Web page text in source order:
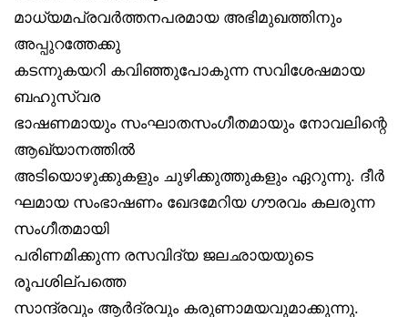
മാധ്യമപ്രവർത്തനപരമായ അഭിമുഖത്തിനും
അപ്പുറത്തേക്കു
കടന്നുകയറി കവിഞ്ഞുപോകുന്ന സവിശേഷമായ
ബഹുസ്വര
ഭാഷണമായും സംഘാതസംഗീതമായും നോവലിന്റെ
ആഖ്യാനത്തിൽ
അടിയൊഴുക്കുകളും ചുഴിക്കുത്തുകളും ഏറുന്നു. ദീർ
ഘമായ സംഭാഷണം ഖേദമേറിയ ഗൗരവം കലരുന്ന
സംഗീതമായി
പരിണമിക്കുന്ന രസവിദ്യ ജലഛായയുടെ
രൂപശില്പത്തെ
സാന്ദ്രവും ആർദ്രവും കരുണാമയവുമാക്കുന്നു.